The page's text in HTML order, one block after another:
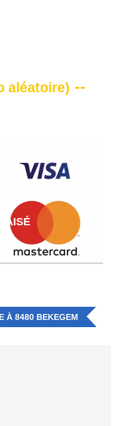
aléatoire) --
AISÉ
À 8480 BEKEGEM